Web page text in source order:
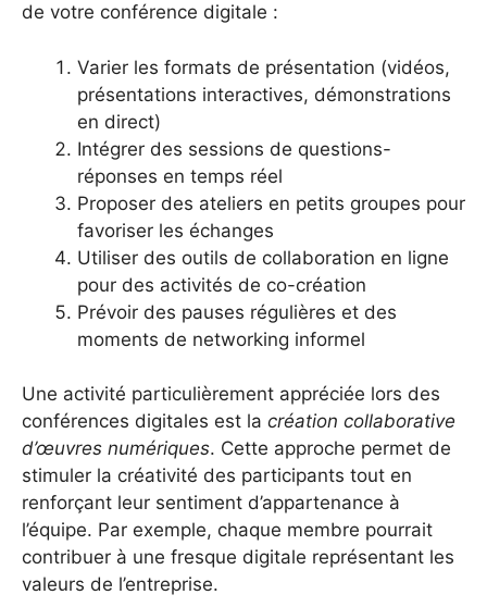
de votre conférence digitale :
Varier les formats de présentation (vidéos,
présentations interactives, démonstrations
en direct)
Intégrer des sessions de questions-
réponses en temps réel
Proposer des ateliers en petits groupes pour
favoriser les échanges
Utiliser des outils de collaboration en ligne
pour des activités de co-création
Prévoir des pauses régulières et des
moments de networking informel
Une activité particulièrement appréciée lors des
conférences digitales est la création collaborative
d’œuvres numériques. Cette approche permet de
stimuler la créativité des participants tout en
renforçant leur sentiment d’appartenance à
l’équipe. Par exemple, chaque membre pourrait
contribuer à une fresque digitale représentant les
valeurs de l’entreprise.